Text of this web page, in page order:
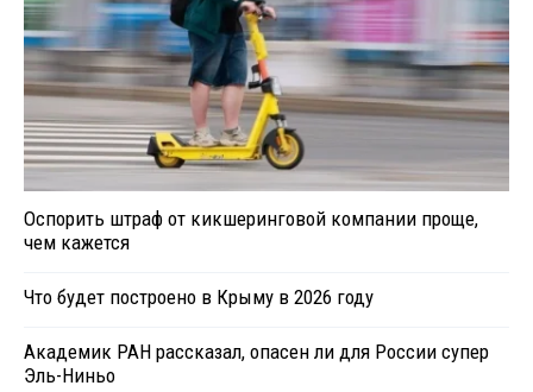
Оспорить штраф от кикшеринговой компании проще,
чем кажется
Что будет построено в Крыму в 2026 году
Академик РАН рассказал, опасен ли для России супер
Эль-Ниньо